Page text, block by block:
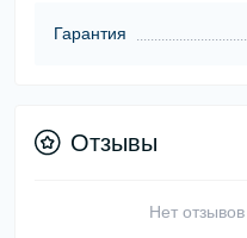
Гарантия
Отзывы
Нет